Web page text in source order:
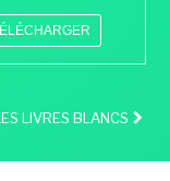
LIVRES BLANCS